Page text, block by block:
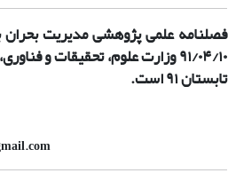
فصلنامه علمی پژوهش­ی مدیریت بحران بر
۹۱/۰۴/۱۰وزارت علوم، تحقیقات و
تابستان ۹۱ است.